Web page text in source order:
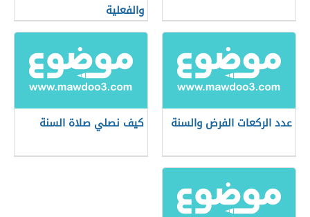
والفعلية
عدد الركعات الفرض والسنة كيف نصلي صلاة السنة